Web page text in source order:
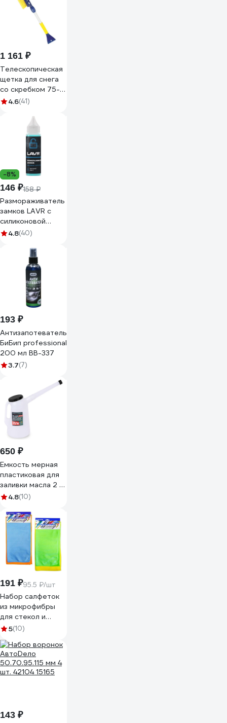
1 161 ₽
Телескопическая
щетка для снега
со скребком 75-
94 см Goodyear
GY000206
4.6(41)
-8%
146 ₽158 ₽
Размораживатель
замков LAVR с
силиконовой
смазкой, 30 мл
4.8(40)
193 ₽
Антизапотеватель
БиБип professional
200 мл BB-337
3.7(7)
650 ₽
Емкость мерная
пластиковая для
заливки масла 2 л
ROCKFORCE RF-
4.8(10)
191 ₽95.5 ₽/шт
Набор салфеток
из микрофибры
для стекол и
зеркал ANTELLA 2
30х35см 25013
5(10)
143 ₽